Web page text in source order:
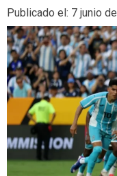
Publicado el: 7 junio